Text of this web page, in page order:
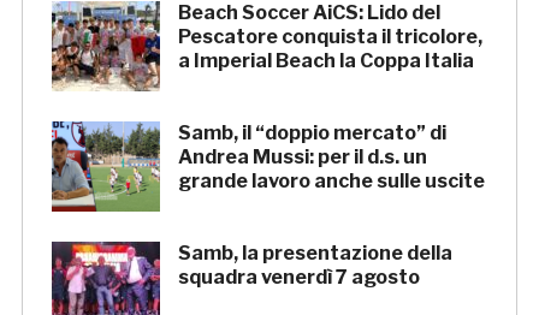
Beach Soccer AiCS: Lido del
Pescatore conquista il tricolore,
a Imperial Beach la Coppa Italia
Samb, il “doppio mercato” di
Andrea Mussi: per il d.s. un
grande lavoro anche sulle uscite
Samb, la presentazione della
squadra venerdì 7 agosto